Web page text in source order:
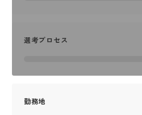
選考プロセス
勤務地